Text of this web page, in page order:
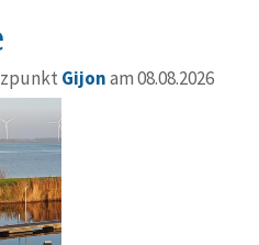
Gijonam 08.08.2026